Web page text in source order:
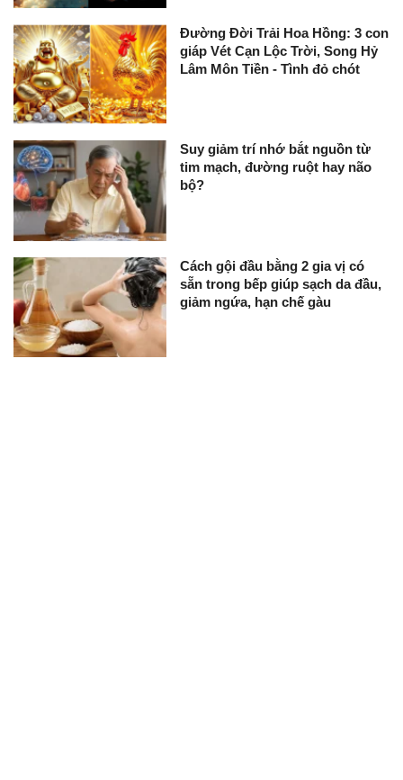
Đường Đời Trải Hoa Hồng: 3 con
giáp Vét Cạn Lộc Trời, Song Hỷ
Lâm Môn Tiền - Tình đỏ chót
Suy giảm trí nhớ bắt nguồn từ
tim mạch, đường ruột hay não
bộ?
Cách gội đầu bằng 2 gia vị có
sẵn trong bếp giúp sạch da đầu,
giảm ngứa, hạn chế gàu